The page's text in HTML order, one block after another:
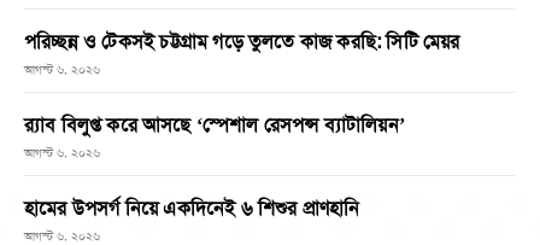
পরিচ্ছন্ন ও টেকসই চট্টগ্রাম গড়ে তুলতে কাজ করছি: সিটি মেয়র
আগস্ট ৬, ২০২৬
র‌্যাব বিলুপ্ত করে আসছে ‘স্পেশাল রেসপন্স ব্যাটালিয়ন’
আগস্ট ৬, ২০২৬
হামের উপসর্গ নিয়ে একদিনেই ৬ শিশুর প্রাণহানি
আগস্ট ৬, ২০২৬